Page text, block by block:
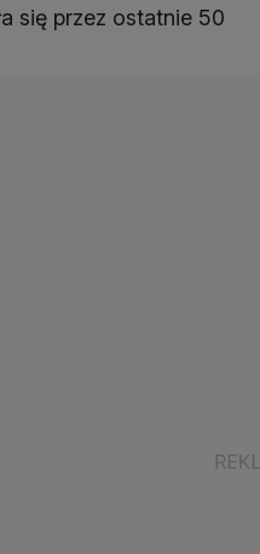
się przez ostatnie 50